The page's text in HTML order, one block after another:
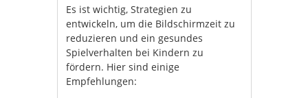
Es ist wichtig, Strategien zu
entwickeln, um die Bildschirmzeit zu
reduzieren und ein gesundes
Spielverhalten bei Kindern zu
fördern. Hier sind einige
Empfehlungen: